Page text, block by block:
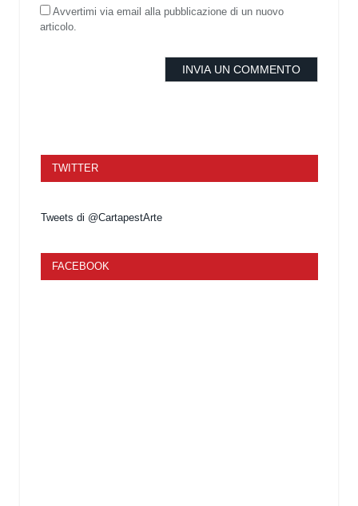
Avvertimi via email alla pubblicazione di un nuovo
articolo.
TWITTER
Tweets di @CartapestArte
FACEBOOK